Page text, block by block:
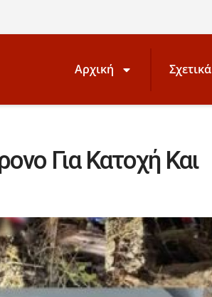
Αρχική Σχετικά
Για Κατοχή Και